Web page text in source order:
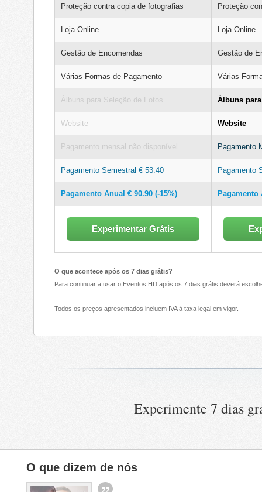
Experimentar Grátis
Proteção contra copia de fotografias Proteção
Loja Online Loja Online
Gestão de Encomendas Gestão de
Várias Formas de Pagamento Várias
Álbuns para Seleção de Fotos Álbuns
Website Website
Pagamento mensal não disponível Pagamento
Pagamento Semestral € 53.40 Pagamento
Pagamento Anual € 90.90 (-15%) Pagamento
O que acontece após os 7 dias grátis?
Para continuar a usar o Eventos HD após os 7 dias grátis deverá
Todos os preços apresentados incluem IVA à taxa legal em vigor.
Experimente 7 dias
O que dizem de nós